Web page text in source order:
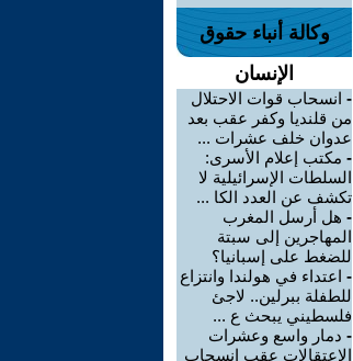
وكالة أنباء حقوق
الإنسان
- انسحاب قوات الاحتلال
من قلنديا وكفر عقب بعد
عدوان خلف عشرات ...
- مكتب إعلام الأسرى:
السلطات الإسرائيلية لا
تكشف عن العدد الكا ...
- هل أرسل المغرب
المهاجرين إلى سبتة
للضغط على إسبانيا؟
- اعتداء في هولندا وانتزاع
للطفلة ببرلين.. لاجئ
فلسطيني يبحث ع ...
- دمار واسع وعشرات
الاعتقالات عقب انسحاب